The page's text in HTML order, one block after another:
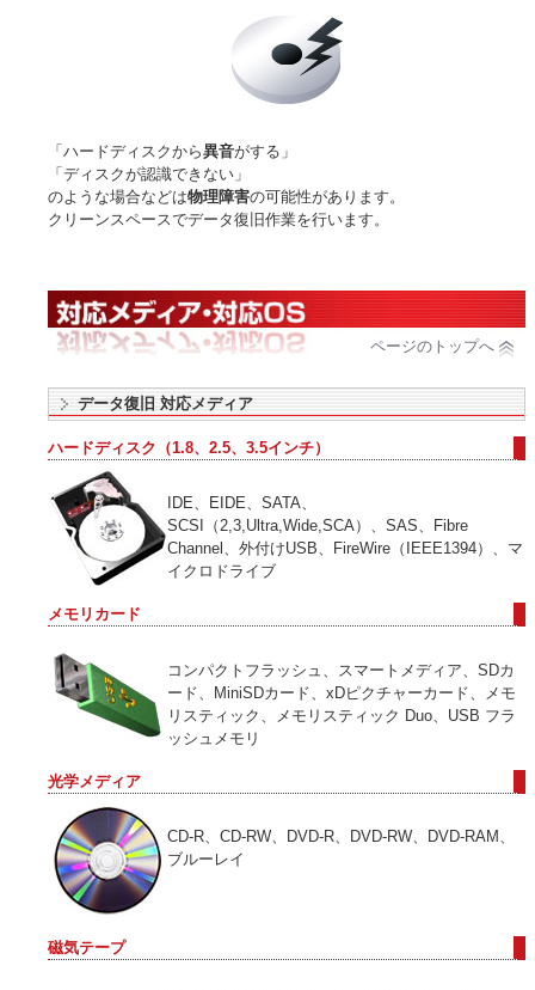
「ハードディスクから異音がする」
「ディスクが認識できない」
のような場合などは物理障害の可能性があります。
クリーンスペースでデータ復旧作業を行います。
ページのトップへ
データ復旧 対応メディア
ハードディスク（1.8、2.5、3.5インチ）
IDE、EIDE、SATA、
SCSI（2,3,Ultra,Wide,SCA）、SAS、Fibre
Channel、外付けUSB、FireWire（IEEE1394）、マ
イクロドライブ
メモリカード
コンパクトフラッシュ、スマートメディア、SDカ
ード、MiniSDカード、xDピクチャーカード、メモ
リスティック、メモリスティック Duo、USB フラ
ッシュメモリ
光学メディア
CD-R、CD-RW、DVD-R、DVD-RW、DVD-RAM、
ブルーレイ
磁気テープ